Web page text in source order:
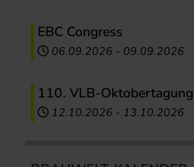
EBC Congress
06.09.2026 - 09.09.2026
110. VLB-Oktobertagung
12.10.2026 - 13.10.2026